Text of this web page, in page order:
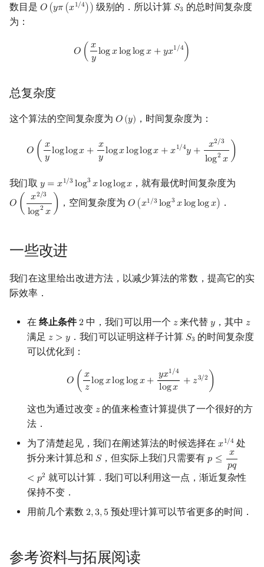
数目是 𝑂 (𝑦𝜋 (𝑥1/4))
O( yπ( x1/4)) 级别的．所以计算 𝑆3
S3 的总时间复杂度
为：
𝑂 ( 𝑥
𝑦log𝑥loglog𝑥 +𝑦𝑥1/4 )
O (x y log xloglog y 4)
总复杂度
这个算法的空间复杂度为 𝑂(𝑦)
O( y) ，时间复杂度为：
𝑂 ( 𝑥
𝑦loglog𝑥 + 𝑥
𝑦log𝑥loglog𝑥 +𝑥1/4𝑦 + 𝑥2/3
log2 𝑥
)
O(x ylog + x2 log2x)
我们取 𝑦 = 𝑥1/3 log3 𝑥loglog𝑥
y =x 1/3log3x loglogx ，就有最优时间复杂度为
𝑂 ( 𝑥2/3
log2 𝑥
)
O( x 2/3log2 x ，空间复杂度为𝑂 (𝑥1/3 log3 𝑥loglog𝑥)
O( x1/3log3xloglogx) ．
一些改进
我们在这里给出改进方法，以减少算法的常数，提高它的实
际效率．
在 终止条件2
2 中，我们可以用一个 𝑧
z来代替𝑦
y ，其中𝑧
z
满足 𝑧 > 𝑦
z>y ．我们可以证明这样子计算 𝑆3
S3 的时间复杂度
可以优化到：
𝑂 ( 𝑥
𝑧 log𝑥loglog𝑥+ 𝑦𝑥1/4
log𝑥 +𝑧3/2 )
O( xz /4log /2)
这也为通过改变 𝑧
z的值来检查计算提供了一个很好的方
法．
为了清楚起见，我们在阐述算法的时候选择在 𝑥1/4
x1/4 处
拆分来计算总和 𝑆
S，但实际上我们只需要有𝑝 ≤ 𝑥
𝑝𝑞
< 𝑝2
p ≤x pq<
就可以计算．我们可以利用这一点，渐近复杂性
保持不变．
用前几个素数 2,3,5
2,3,5 预处理计算可以节省更多的时间．
参考资料与拓展阅读